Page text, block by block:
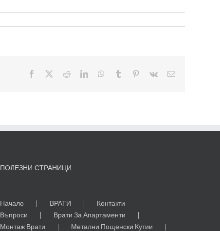
Facebook RedditLinkedInWhatsApp
Tumblr Pinterest
Vk
Електронна
ПОЛЕЗНИ СТРАНИЦИ
Начало ВРАТИ
Контакти
Въпроси
Врати За Апартаменти
Монтаж Врати
Метални Пощенски Кутии